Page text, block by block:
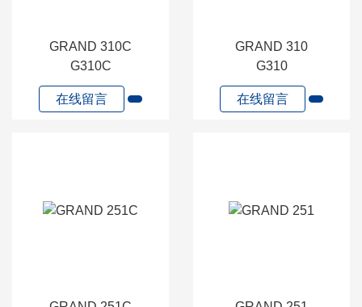
GRAND 310C
G310C
在线留言
GRAND 310
G310
在线留言